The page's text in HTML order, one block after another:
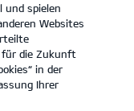
und spielen
Websites
für die Zukunft
in der
Ihrer